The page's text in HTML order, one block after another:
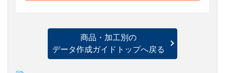
商品・加工別の
データ作成ガイドトップへ戻る